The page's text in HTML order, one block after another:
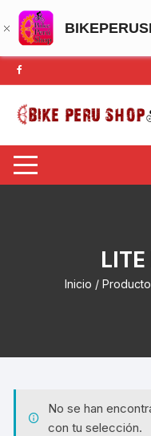
Saltar
al
contenido
Inicio /
No se han
con tu selección.